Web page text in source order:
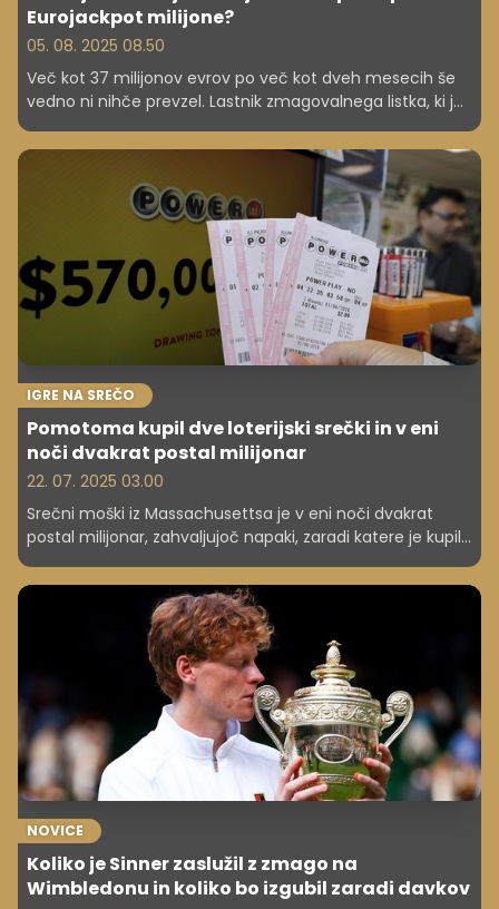
Eurojackpot milijone?
05. 08. 2025 08.50
Več kot 37 milijonov evrov po več kot dveh mesecih še
vedno ni nihče prevzel. Lastnik zmagovalnega listka, ki je
prevzame le še do 21. avgusta 2025. Po tem datumu se
bo ves znesek vrnil v sklad igre Eurojackpot, so sporočili iz
Loterije Slovenije.
IGRE NA SREČO
Pomotoma kupil dve loterijski srečki in v eni
noči dvakrat postal milijonar
22. 07. 2025 03.00
Srečni moški iz Massachusettsa je v eni noči dvakrat
postal milijonar, zahvaljujoč napaki, zaradi katere je kupil
lokacijah. Tako je prejel dva milijona dolarjev, kar je več
kot 1,7 milijona evrov.
NOVICE
Koliko je Sinner zaslužil z zmago na
Wimbledonu in koliko bo izgubil zaradi davkov